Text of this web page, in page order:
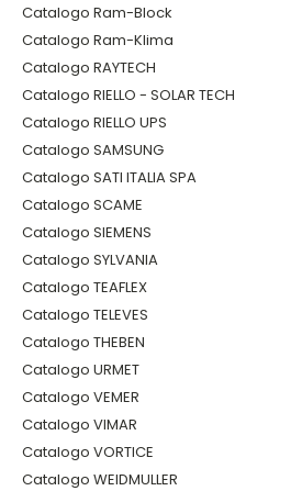
Catalogo Ram-Block
Catalogo Ram-Klima
Catalogo RAYTECH
Catalogo RIELLO - SOLAR TECH
Catalogo RIELLO UPS
Catalogo SAMSUNG
Catalogo SATI ITALIA SPA
Catalogo SCAME
Catalogo SIEMENS
Catalogo SYLVANIA
Catalogo TEAFLEX
Catalogo TELEVES
Catalogo THEBEN
Catalogo URMET
Catalogo VEMER
Catalogo VIMAR
Catalogo VORTICE
Catalogo WEIDMULLER